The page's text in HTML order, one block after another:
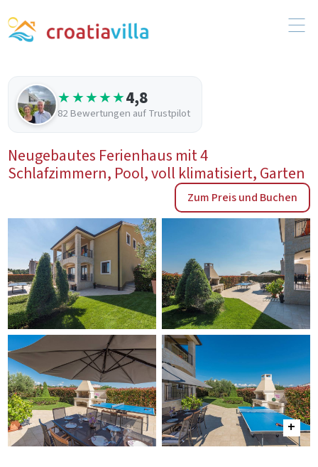
★★★★★4,8
82 Bewertungen auf Trustpilot
Neugebautes Ferienhaus mit 4
Schlafzimmern, Pool, voll klimatisiert, Garten
Zum Preis und Buchen